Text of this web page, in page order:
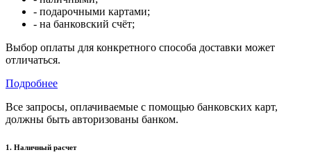
- подарочными картами;
- на банковский счёт;
Выбор оплаты для конкретного способа доставки может
отличаться.
Подробнее
Все запросы, оплачиваемые с помощью банковских карт,
должны быть авторизованы банком.
1. Наличный расчет